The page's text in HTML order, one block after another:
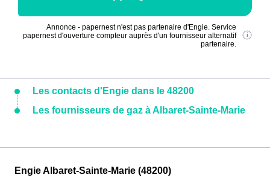
Annonce - papernest n'est pas partenaire d'Engie. Service
papernest d'ouverture compteur auprès d'un fournisseur alternatif
partenaire.
Les contacts d'Engie dans le 48200
Les fournisseurs de gaz à Albaret-Sainte-Marie
Engie Albaret-Sainte-Marie (48200)